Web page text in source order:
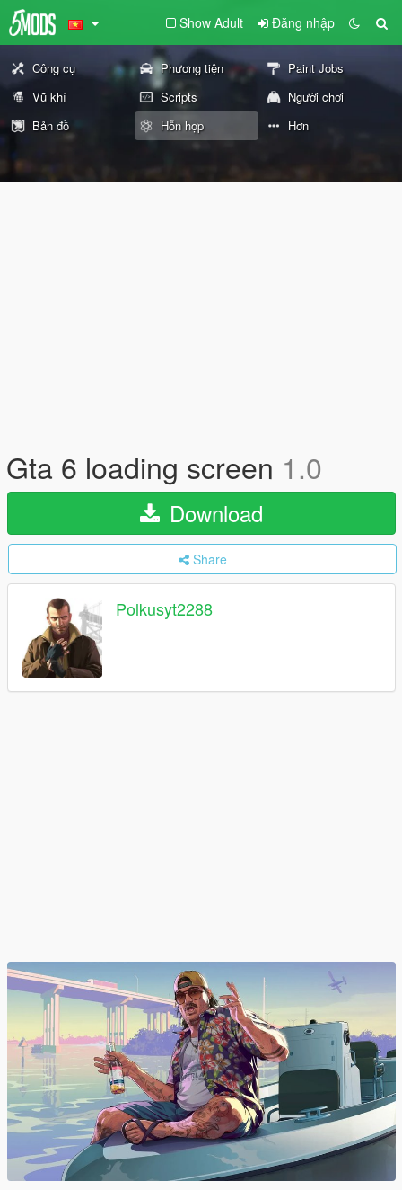
Show Adult Đăng nhập
Công cụ Phương tiện
Paint Jobs
Vũ khí
Scripts
Người chơi
Bản đồ
Hỗn hợp Hơn
Gta 6 loading screen 1.0
Download
Share
Polkusyt2288